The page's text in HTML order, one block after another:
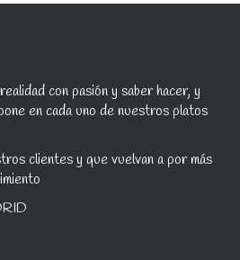
con pasión y saber hacer, y
en cada uno de nuestros platos
clientes y que vuelvan a por más